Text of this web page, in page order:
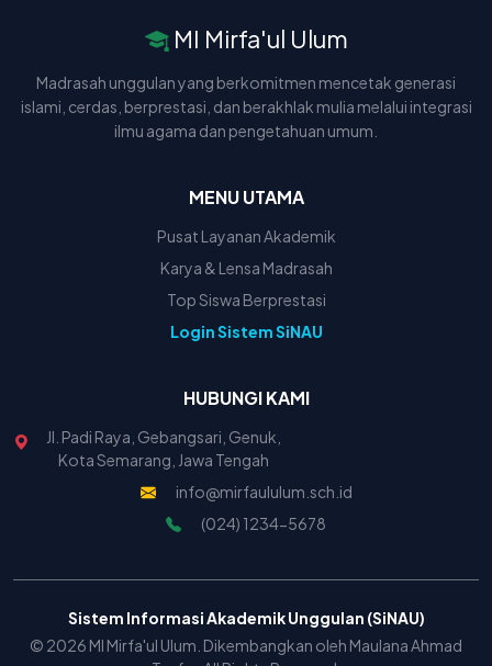
MI Mirfa'ul Ulum
Madrasah unggulan yang berkomitmen mencetak generasi
islami, cerdas, berprestasi, dan berakhlak mulia melalui integrasi
ilmu agama dan pengetahuan umum.
MENU UTAMA
Pusat Layanan Akademik
Karya & Lensa Madrasah
Top Siswa Berprestasi
Login Sistem SiNAU
HUBUNGI KAMI
Jl. Padi Raya, Gebangsari, Genuk,
Kota Semarang, Jawa Tengah
info@mirfaululum.sch.id
(024) 1234-5678
Sistem Informasi Akademik Unggulan (SiNAU)
© 2026 MI Mirfa'ul Ulum. Dikembangkan oleh Maulana Ahmad